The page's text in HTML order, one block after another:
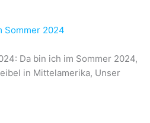
Sommer 2024
Da bin ich im Sommer 2024,
in Mittelamerika, Unser